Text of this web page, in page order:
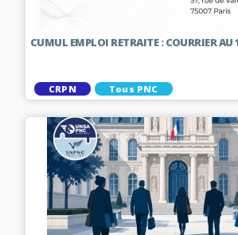
CUMUL EMPLOI RETRAITE : COURRIER AU
CRPN Tous PNC